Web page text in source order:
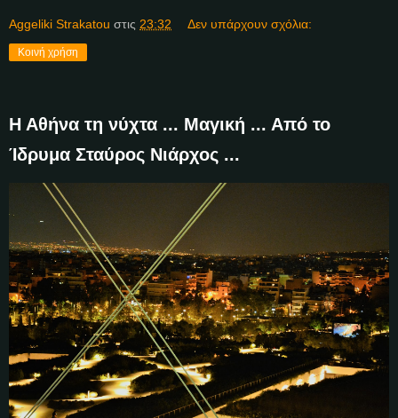
Aggeliki Strakatou στις 23:32 Δεν υπάρχουν σχόλια:
Κοινή χρήση
Η Αθήνα τη νύχτα ... Μαγική ... Από το
Ίδρυμα Σταύρος Νιάρχος ...